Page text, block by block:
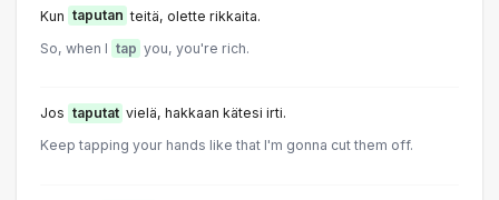
Kun taputan teitä, olette rikkaita.
So, when l tap you, you're rich.
Jos taputat vielä, hakkaan kätesi irti.
Keep tapping your hands like that I'm gonna cut them off.